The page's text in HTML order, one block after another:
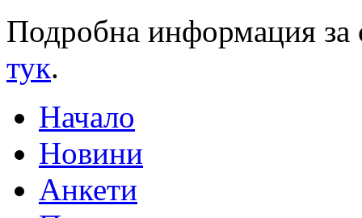
Подробна информация за
тук.
Начало
Новини
Анкети